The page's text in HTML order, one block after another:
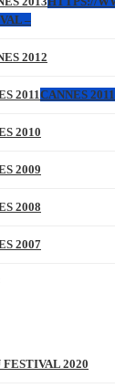
–
2012
2011CANNES
2010
2009
2008
2007
2020